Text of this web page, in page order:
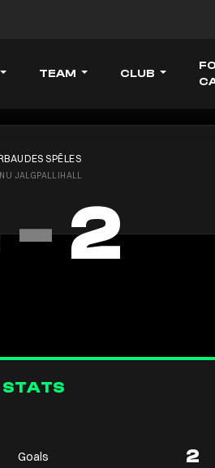
TEAM CLUB
SPĒLES
JALGPALLIHALL
-2
STATS
Goals 2